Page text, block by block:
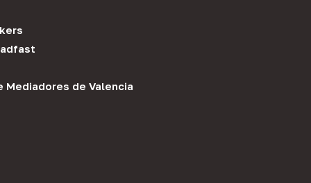
Mediadores de Valencia